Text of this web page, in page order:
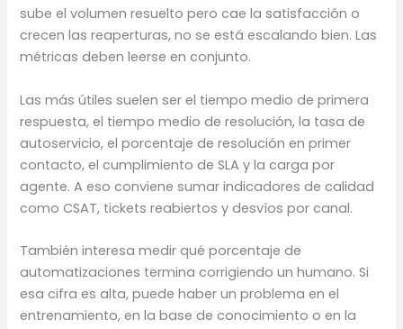
sube el volumen resuelto pero cae la satisfacción o
crecen las reaperturas, no se está escalando bien. Las
métricas deben leerse en conjunto.
Las más útiles suelen ser el tiempo medio de primera
respuesta, el tiempo medio de resolución, la tasa de
autoservicio, el porcentaje de resolución en primer
contacto, el cumplimiento de SLA y la carga por
agente. A eso conviene sumar indicadores de calidad
como CSAT, tickets reabiertos y desvíos por canal.
También interesa medir qué porcentaje de
automatizaciones termina corrigiendo un humano. Si
esa cifra es alta, puede haber un problema en el
entrenamiento, en la base de conocimiento o en la